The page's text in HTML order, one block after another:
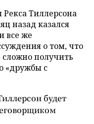
Тиллерсона
назад казался
все же
о том, что
сложно получить
«дружбы с
будет